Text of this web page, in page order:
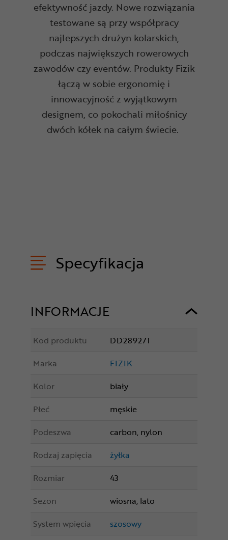
efektywność jazdy. Nowe rozwiązania
testowane są przy współpracy
najlepszych drużyn kolarskich,
podczas największych rowerowych
zawodów czy eventów. Produkty Fizik
łączą w sobie ergonomię i
innowacyjność z wyjątkowym
designem, co pokochali miłośnicy
dwóch kółek na całym świecie.
Specyfikacja
INFORMACJE
Kod produktu
DD289271
Marka
FIZIK
Kolor
biały
Płeć
męskie
Podeszwa
carbon, nylon
Rodzaj zapięcia
żyłka
Rozmiar
43
Sezon
wiosna, lato
System wpięcia
szosowy